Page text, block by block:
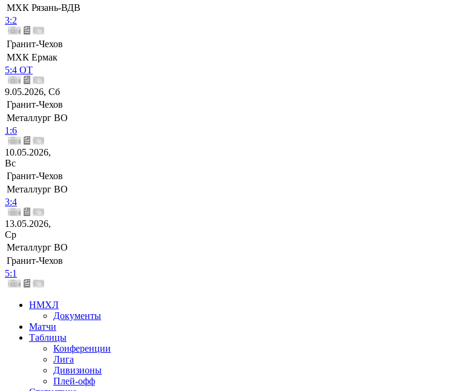
МХК Рязань-ВДВ
3:2
Гранит-Чехов
МХК Ермак
5:4 ОТ
9.05.2026, Сб
Гранит-Чехов
Металлург ВО
1:6
10.05.2026,
Вс
Гранит-Чехов
Металлург ВО
3:4
13.05.2026,
Ср
Металлург ВО
Гранит-Чехов
5:1
НМХЛ
Документы
Матчи
Таблицы
Конференции
Лига
Дивизионы
Плей-офф